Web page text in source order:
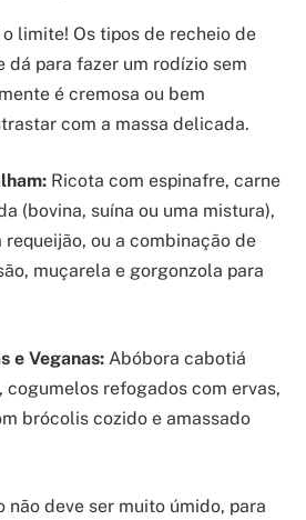
limite! Os tipos de recheio de
dá para fazer um rodízio sem
é cremosa ou bem
com a massa delicada.
Ricota com espinafre, carne
(bovina, suína ou uma mistura),
ou a combinação de
muçarela e gorgonzola para
e Veganas: Abóbora cabotiá
cogumelos refogados com ervas,
brócolis cozido e amassado
não deve ser muito úmido, para